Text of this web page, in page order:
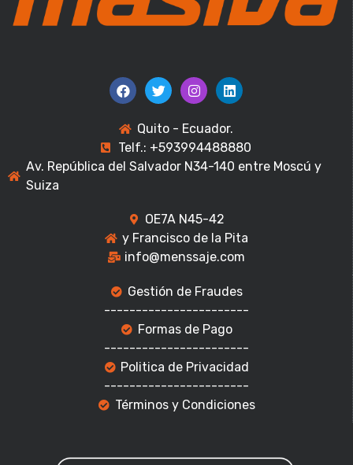
Quito - Ecuador.
Telf.: +593994488880
Av. República del Salvador N34-140 entre Moscú y
Suiza
OE7A N45-42
y Francisco de la Pita
info@menssaje.com
Gestión de Fraudes
-----------------------
Formas de Pago
-----------------------
Politica de Privacidad
-----------------------
Términos y Condiciones